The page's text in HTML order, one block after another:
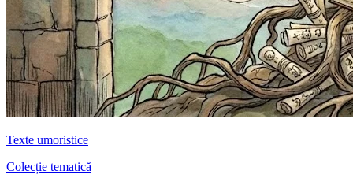
Texte umoristice
Colecție tematică